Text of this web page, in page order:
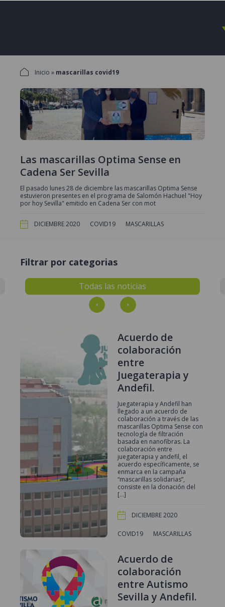
Inicio » mascarillas covid19
Las mascarillas Optima Sense en
Cadena Ser Sevilla
El pasado lunes 28 de diciembre las mascarillas Optima Sense
estuvieron presentes en el programa de Salomón Hachuel "Hoy
por hoy Sevilla" emitido en Cadena Ser con mot
DICIEMBRE 2020 COVID19 MASCARILLAS
Acuerdo de
colaboración
entre
Juegaterapia y
Andefil.
Juegaterapia y Andefil han
llegado a un acuerdo de
colaboración a través de las
mascarillas Optima Sense con
tecnología de filtración
basada en nanofibras. La
colaboración entre
juegaterapia y andefil, el
acuerdo específicamente, se
enmarca en la campaña
“mascarillas solidarias”,
consiste en la donación del
[…]
DICIEMBRE 2020
COVID19 MASCARILLAS
Acuerdo de
colaboración
entre Autismo
Sevilla y Andefil.
Filtrar por categorias
Todas las noticias